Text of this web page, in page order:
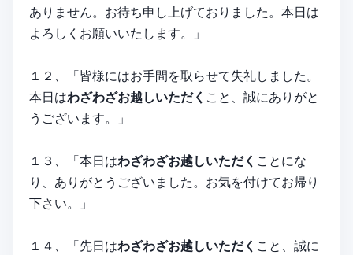
ありません。お待ち申し上げておりました。本日は
よろしくお願いいたします。」
１２、「皆様にはお手間を取らせて失礼しました。
本日はわざわざお越しいただく こと、誠にありがと
うございます。」
１３、「本日はわざわざお越しいただく ことにな
り、ありがとうございました。お気を付けてお帰り
下さい。」
１４、「先日はわざわざお越しいただく こと、誠に